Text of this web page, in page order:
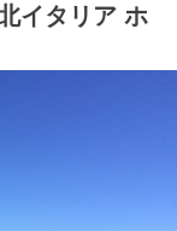
イタリア ホ